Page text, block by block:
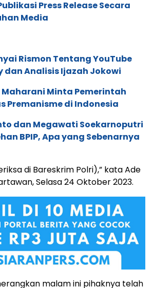
Press Release Secara
Media
Rismon Tentang YouTube
dan Analisis Ijazah Jokowi
Maharani Minta Pemerintah
Premanisme di Indonesia
dan Megawati Soekarnoputri
BPIP, Apa yang Sebenarnya
di Bareskrim Polri),” kata Ade
Selasa 24 Oktober 2023.
malam ini pihaknya telah